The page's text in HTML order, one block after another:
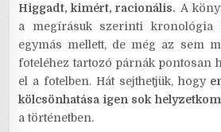
Higgadt, kimért, racionális. A
a megírásuk szerinti kronológia
egymás mellett, de még az sem
foteléhez tartozó párnák pontosan
el a fotelben. Hát sejthetjük, hogy
kölcsönhatása igen sok
a történetben.